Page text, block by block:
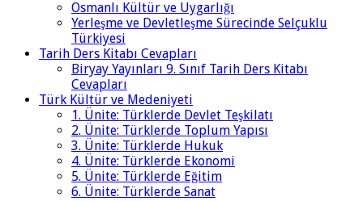
Osmanlı Kültür ve Uygarlığı
Yerleşme ve Devletleşme Sürecinde Selçuklu
Türkiyesi
Tarih Ders Kitabı Cevapları
Biryay Yayınları 9. Sınıf Tarih Ders Kitabı
Cevapları
Türk Kültür ve Medeniyeti
1. Ünite: Türklerde Devlet Teşkilatı
2. Ünite: Türklerde Toplum Yapısı
3. Ünite: Türklerde Hukuk
4. Ünite: Türklerde Ekonomi
5. Ünite: Türklerde Eğitim
6. Ünite: Türklerde Sanat